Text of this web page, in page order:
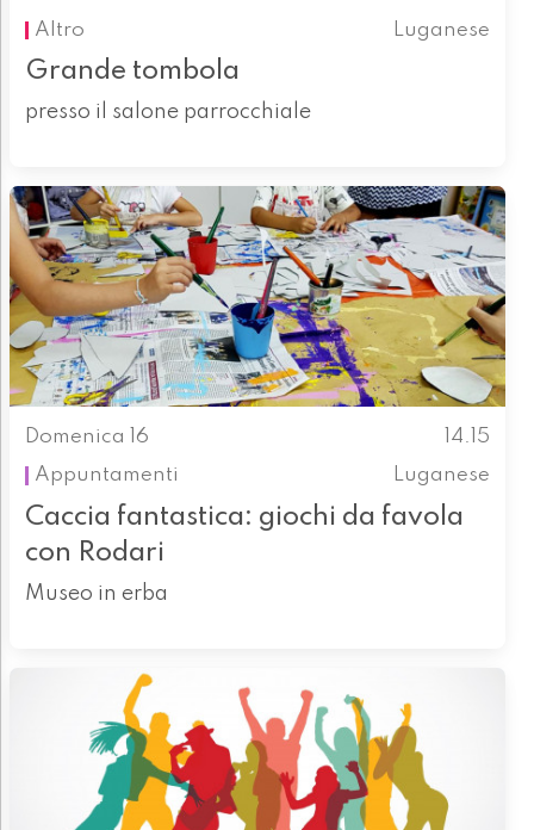
Altro
Luganese
Grande tombola
presso il salone parrocchiale
Domenica 16
14.15
Appuntamenti
Luganese
Caccia fantastica: giochi da favola
con Rodari
Museo in erba